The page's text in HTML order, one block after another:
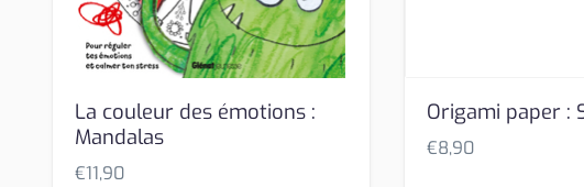
La couleur des émotions :
Mandalas
€11,90
Origami paper :
€8,90